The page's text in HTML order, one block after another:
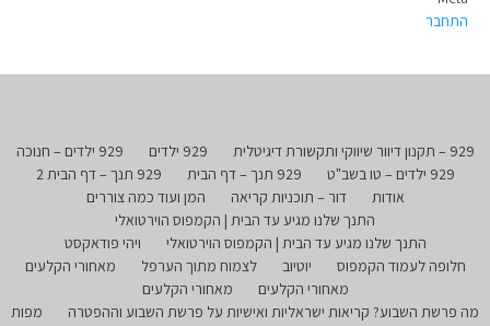
התחבר
929 – תקנון דיוור שיווקי ותקשורת דיגיטלית 929 ילדים
929 ילדים – חנוכה
929 ילדים – טו בשב"ט
929 תנך – דף הבית
929 תנך – דף הבית 2
אודות
דור – תוכניות קריאה
המן ועוד כמה צוררים
התנך שלנו מגיע עד הבית | הקמפוס הוירטואלי
התנך שלנו מגיע עד הבית | הקמפוס הוירטואלי
ויהי פודאקסט
חלופה לעמוד הקמפוס
יוטיוב לצמוח מתוך הערפל
מאחורי הקלעים
מאחורי הקלעים
מאחורי הקלעים
מה פרשת השבוע? קריאות ישראליות ואישיות על פרשת השבוע וההפטרה
מפות